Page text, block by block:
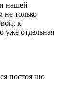
нашей
не только
к
уже отдельная
постоянно